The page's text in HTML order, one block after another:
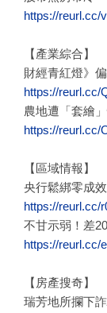
https://reurl.cc/
【產業綜合】
財經青紅燈》
https://reurl.cc/
農地遭「套繪
https://reurl.cc/
【區域情報】
央行鬆綁零成
https://reurl.cc/
不甘示弱！差
https://reurl.cc/
【房產搜奇】
瑞芳地所攔下